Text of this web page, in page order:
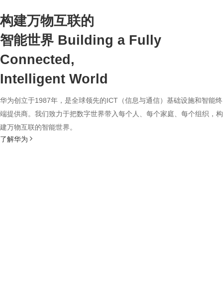
构建万物互联的
智能世界 Building a Fully
Connected,
Intelligent World
华为创立于1987年，是全球领先的ICT（信息与通信）基础设施和智能终
端提供商。我们致力于把数字世界带入每个人、每个家庭、每个组织，构
建万物互联的智能世界。
了解华为